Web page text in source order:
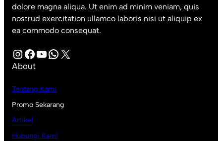
dolore magna aliqua. Ut enim ad minim veniam, quis
nostrud exercitation ullamco laboris nisi ut aliquip ex
ea commodo consequat.
InstagramFacebook YouTube WhatsApp X
About
Tentang Kami
Promo Sekarang
Artikel
Hubungi Kami